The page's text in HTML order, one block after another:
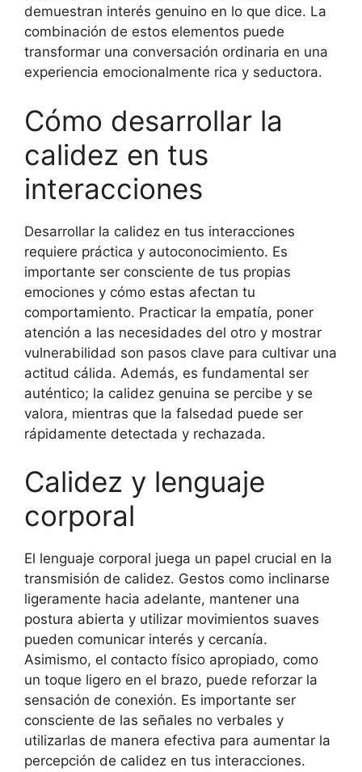
demuestran interés genuino en lo que dice. La
combinación de estos elementos puede
transformar una conversación ordinaria en una
experiencia emocionalmente rica y seductora.
Cómo desarrollar la
calidez en tus
interacciones
Desarrollar la calidez en tus interacciones
requiere práctica y autoconocimiento. Es
importante ser consciente de tus propias
emociones y cómo estas afectan tu
comportamiento. Practicar la empatía, poner
atención a las necesidades del otro y mostrar
vulnerabilidad son pasos clave para cultivar una
actitud cálida. Además, es fundamental ser
auténtico; la calidez genuina se percibe y se
valora, mientras que la falsedad puede ser
rápidamente detectada y rechazada.
Calidez y lenguaje
corporal
El lenguaje corporal juega un papel crucial en la
transmisión de calidez. Gestos como inclinarse
ligeramente hacia adelante, mantener una
postura abierta y utilizar movimientos suaves
pueden comunicar interés y cercanía.
Asimismo, el contacto físico apropiado, como
un toque ligero en el brazo, puede reforzar la
sensación de conexión. Es importante ser
consciente de las señales no verbales y
utilizarlas de manera efectiva para aumentar la
percepción de calidez en tus interacciones.